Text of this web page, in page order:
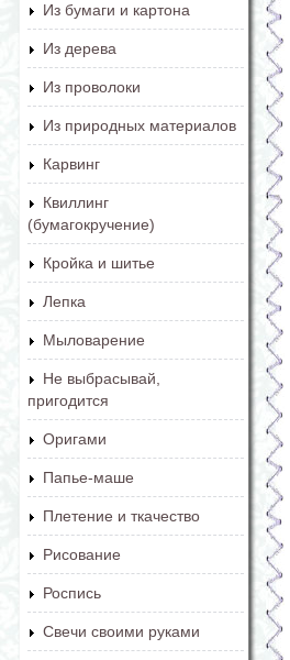
Из бумаги и картона
Из дерева
Из проволоки
Из природных материалов
Карвинг
Квиллинг
(бумагокручение)
Кройка и шитье
Лепка
Мыловарение
Не выбрасывай,
пригодится
Оригами
Папье-маше
Плетение и ткачество
Рисование
Роспись
Свечи своими руками